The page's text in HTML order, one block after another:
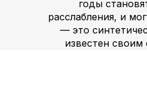
годы
расслабления, и
— это
известен